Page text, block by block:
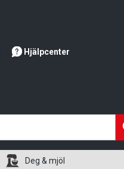
Hjälpcenter
Deg & mjöl